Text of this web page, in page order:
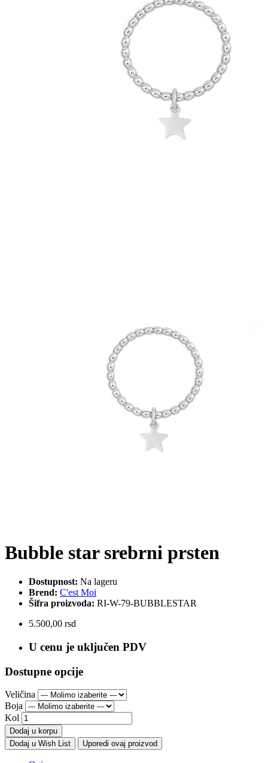
Bubble star srebrni prsten
Dostupnost: Na lageru
Brend: C'est Moi
Šifra proizvoda: RI-W-79-BUBBLESTAR
5.500,00 rsd
U cenu je uključen PDV
Dostupne opcije
Veličina
Boja
Kol
Dodaj u korpu
Dodaj u Wish List
Uporedi ovaj proizvod